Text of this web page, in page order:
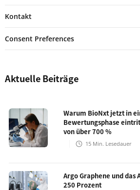
Kontakt
Consent Preferences
Aktuelle Beiträge
Warum BioNxt jetzt in
Bewertungsphase
von über 700 %
15 Min. Lesedauer
Argo Graphene und
250 Prozent